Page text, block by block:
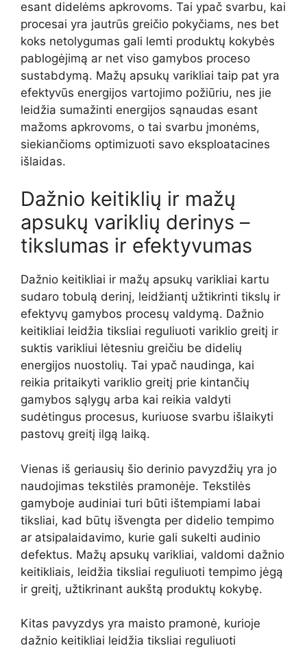
esant didelėms apkrovoms. Tai ypač svarbu, kai
procesai yra jautrūs greičio pokyčiams, nes bet
koks netolygumas gali lemti produktų kokybės
pablogėjimą ar net viso gamybos proceso
sustabdymą. Mažų apsukų varikliai taip pat yra
efektyvūs energijos vartojimo požiūriu, nes jie
leidžia sumažinti energijos sąnaudas esant
mažoms apkrovoms, o tai svarbu įmonėms,
siekiančioms optimizuoti savo eksploatacines
išlaidas.
Dažnio keitiklių ir mažų
apsukų variklių derinys –
tikslumas ir efektyvumas
Dažnio keitikliai ir mažų apsukų varikliai kartu
sudaro tobulą derinį, leidžiantį užtikrinti tikslų ir
efektyvų gamybos procesų valdymą. Dažnio
keitikliai leidžia tiksliai reguliuoti variklio greitį ir
suktis varikliui lėtesniu greičiu be didelių
energijos nuostolių. Tai ypač naudinga, kai
reikia pritaikyti variklio greitį prie kintančių
gamybos sąlygų arba kai reikia valdyti
sudėtingus procesus, kuriuose svarbu išlaikyti
pastovų greitį ilgą laiką.
Vienas iš geriausių šio derinio pavyzdžių yra jo
naudojimas tekstilės pramonėje. Tekstilės
gamyboje audiniai turi būti ištempiami labai
tiksliai, kad būtų išvengta per didelio tempimo
ar atsipalaidavimo, kurie gali sukelti audinio
defektus. Mažų apsukų varikliai, valdomi dažnio
keitikliais, leidžia tiksliai reguliuoti tempimo jėgą
ir greitį, užtikrinant aukštą produktų kokybę.
Kitas pavyzdys yra maisto pramonė, kurioje
dažnio keitikliai leidžia tiksliai reguliuoti